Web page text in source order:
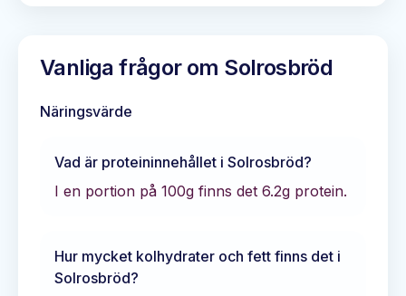
Vanliga frågor om Solrosbröd
Näringsvärde
Vad är proteininnehållet i Solrosbröd?
I en portion på 100g finns det 6.2g protein.
Hur mycket kolhydrater och fett finns det i
Solrosbröd?